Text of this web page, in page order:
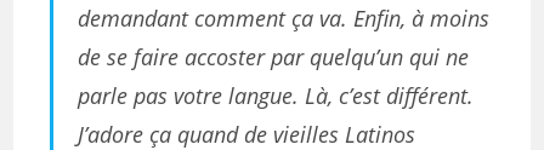
demandant comment ça va. Enfin, à moins
de se faire accoster par quelqu’un qui ne
parle pas votre langue. Là, c’est différent.
J’adore ça quand de vieilles Latinos